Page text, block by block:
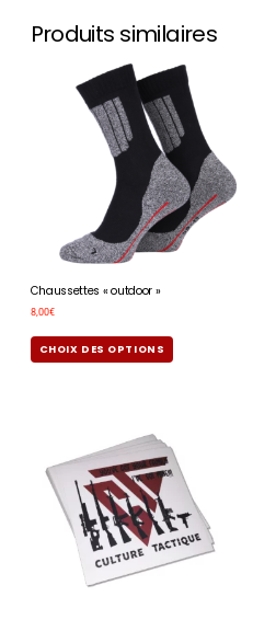
Produits similaires
Chaussettes « outdoor »
8,00€
CHOIX DES OPTIONS